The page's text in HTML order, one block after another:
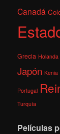
Canadá
Grecia Holanda
Japón Kenia
Portugal
Turquía
Películas